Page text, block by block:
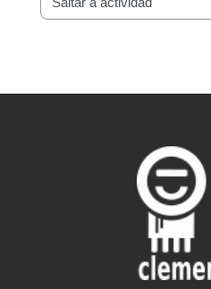
Saltar a actividad